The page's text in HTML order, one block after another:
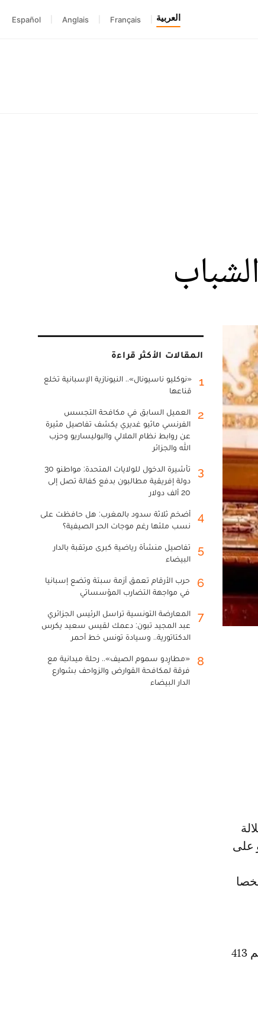
العربية Français
Anglais
Español
تفضل جلالة
على
المملكة الشريفة وعددهم 588 شخصا
المستفيدون من العفو الملكي السامي الموجودون في حالة اعتقال وعددهم 413
المقالات الأكثر قراءة
1
«نوكليو ناسيونال».. النيونازية الإسبانية تخلع
قناعها
2
العميل السابق في مكافحة التجسس
الفرنسي ماثيو غديري يكشف تفاصيل مثيرة
عن روابط نظام الملالي والبوليساريو وحزب
الله والجزائر
3
تأشيرة الدخول للولايات المتحدة: مواطنو 30
دولة إفريقية مطالبون بدفع كفالة تصل إلى
20 ألف دولار
4
أضخم ثلاثة سدود بالمغرب: هل حافظت على
نسب ملئها رغم موجات الحر الصيفية؟
5
تفاصيل منشأة رياضية كبرى مرتقبة بالدار
البيضاء
6
حرب الأرقام تعمق أزمة سبتة وتضع إسبانيا
في مواجهة التضارب المؤسساتي
7
المعارضة التونسية تراسل الرئيس الجزائري
عبد المجيد تبون: دعمك لقيس سعيد يكرس
الدكتاتورية.. وسيادة تونس خط أحمر
8
«مطارِدو سموم الصيف».. رحلة ميدانية مع
فرقة لمكافحة القوارض والزواحف بشوارع
الدار البيضاء